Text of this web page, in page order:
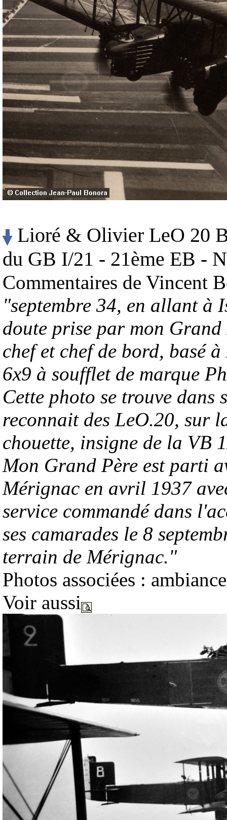
Lioré & Olivier LeO 20
du GB I/21 - 21ème EB -
Commentaires de Vincent
"septembre 34, en allant à
doute prise par mon
chef et chef de bord, basé
6x9 à soufflet de marque
Cette photo se trouve dans
reconnait des LeO.20, sur
chouette, insigne de la VB
Mon Grand Père est parti
Mérignac en avril 1937
service commandé dans
ses camarades le 8
terrain de Mérignac."
Photos associées :
Voir aussi